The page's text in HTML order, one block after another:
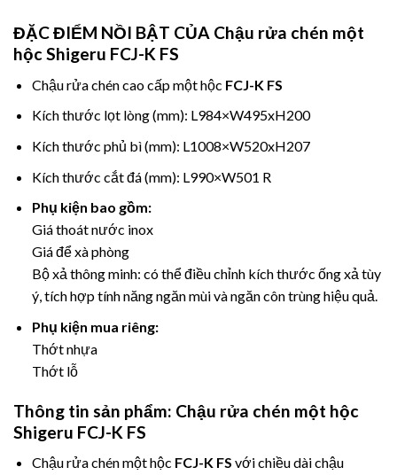
ĐẶC ĐIỂM NỒI BẬT CỦA Chậu rửa chén một
hộc Shigeru FCJ-K FS
Chậu rửa chén cao cấp một hộc FCJ-K FS
Kích thước lọt lòng (mm): L984×W495xH200
Kích thước phủ bì (mm): L1008×W520xH207
Kích thước cắt đá (mm): L990×W501 R
Phụ kiện bao gồm:
Giá thoát nước inox
Giá để xà phòng
Bộ xả thông minh: có thể điều chỉnh kích thước ống xả tùy
ý, tích hợp tính năng ngăn mùi và ngăn côn trùng hiệu quả.
Phụ kiện mua riêng:
Thớt nhựa
Thớt lỗ
Thông tin sản phẩm: Chậu rửa chén một hộc
Shigeru FCJ-K FS
Chậu rửa chén một hộc FCJ-K FS với chiều dài chậu